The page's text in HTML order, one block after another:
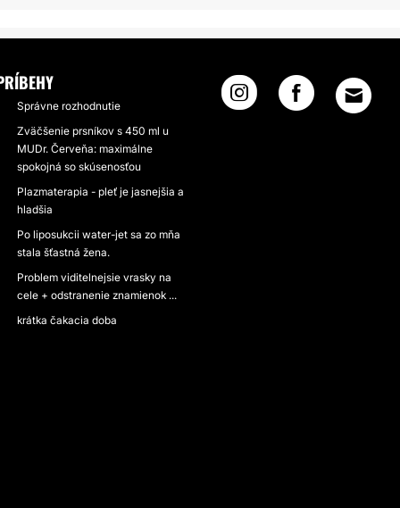
Správne rozhodnutie
Zväčšenie prsníkov s 450 ml u
MUDr. Červeňa: maximálne
spokojná so skúsenosťou
Plazmaterapia - pleť je jasnejšia a
hladšia
Po liposukcii water-jet sa zo mňa
stala šťastná žena.
Problem viditelnejsie vrasky na
cele + odstranenie znamienok ...
krátka čakacia doba